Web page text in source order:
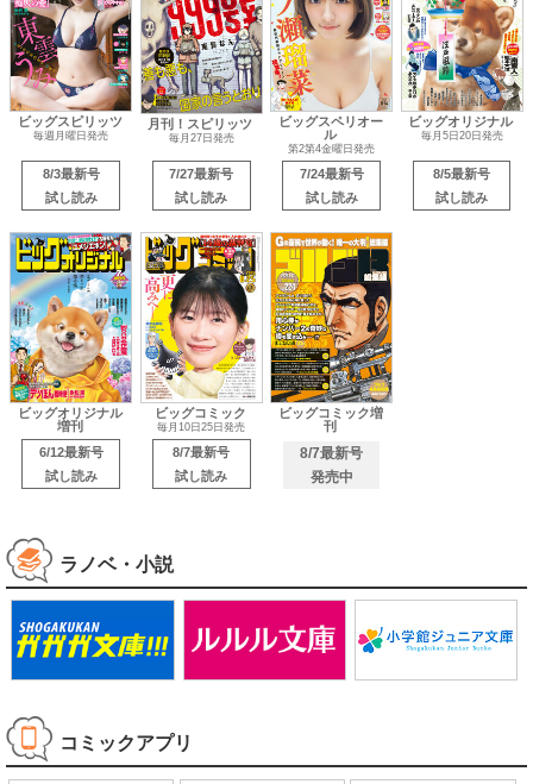
ビッグスピリッツ
毎週月曜日発売
8/3最新号
試し読み
月刊！スピリッツ
毎月27日発売
7/27最新号
試し読み
ビッグスペリオー
ル
第2第4金曜日発売
7/24最新号
試し読み
ビッグオリジナル
毎月5日20日発売
8/5最新号
試し読み
ビッグオリジナル
増刊
6/12最新号
試し読み
ビッグコミック
毎月10日25日発売
8/7最新号
試し読み
ビッグコミック増
刊
8/7最新号
発売中
ラノベ・小説
コミックアプリ